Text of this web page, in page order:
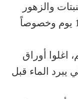
والزهور
والخضار. كرروا العملية كل 15 يوم وخصوصاً
اغلوا أوراق
يبرد الماء قبل